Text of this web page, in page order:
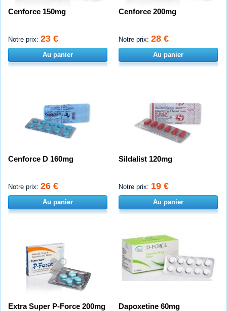
Cenforce 150mg
Notre prix: 23 €
Au panier
Cenforce 200mg
Notre prix: 28 €
Au panier
Cenforce D 160mg
Notre prix: 26 €
Au panier
Sildalist 120mg
Notre prix: 19 €
Au panier
Extra Super P-Force 200mg Dapoxetine 60mg